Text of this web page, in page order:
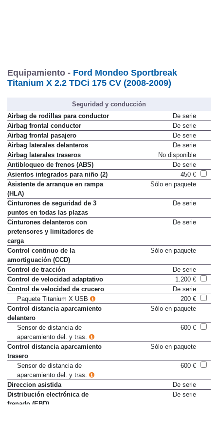
Equipamiento - Ford Mondeo Sportbreak
Titanium X 2.2 TDCi 175 CV (2008-2009)
Seguridad y conducción
Airbag de rodillas para conductor
De serie
Airbag frontal conductor
De serie
Airbag frontal pasajero
De serie
Airbag laterales delanteros
De serie
Airbag laterales traseros
No disponible
Antibloqueo de frenos (ABS)
De serie
Asientos integrados para niño (2)
450 €
Asistente de arranque en rampa
(HLA)
Sólo en paquete
Cinturones de seguridad de 3
puntos en todas las plazas
De serie
Cinturones delanteros con
pretensores y limitadores de
carga
De serie
Control continuo de la
amortiguación (CCD)
Sólo en paquete
Control de tracción
De serie
Control de velocidad adaptativo
1.200 €
Control de velocidad de crucero
De serie
Paquete Titanium X USB
200 €
Control distancia aparcamiento
delantero
Sólo en paquete
Sensor de distancia de
aparcamiento del. y tras.
600 €
Control distancia aparcamiento
trasero
Sólo en paquete
Sensor de distancia de
aparcamiento del. y tras.
600 €
Direccion asistida
De serie
Distribución electrónica de
frenado (EBD)
De serie